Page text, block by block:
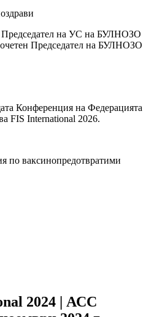
Председател на УС на БУЛНОЗО
Председател на БУЛНОЗО
Конференция на Федерацията
FIS International 2026.
по ваксинопредотвратими
2024 | АСС